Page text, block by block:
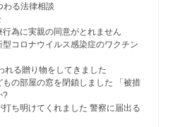
わる法律相談
行為に実親の同意がとれません
型コロナウイルス感染症のワクチン
れる贈り物をしてきました
もの部屋の窓を閉鎖しました 「被措
?
打ち明けてくれました 警察に届出る